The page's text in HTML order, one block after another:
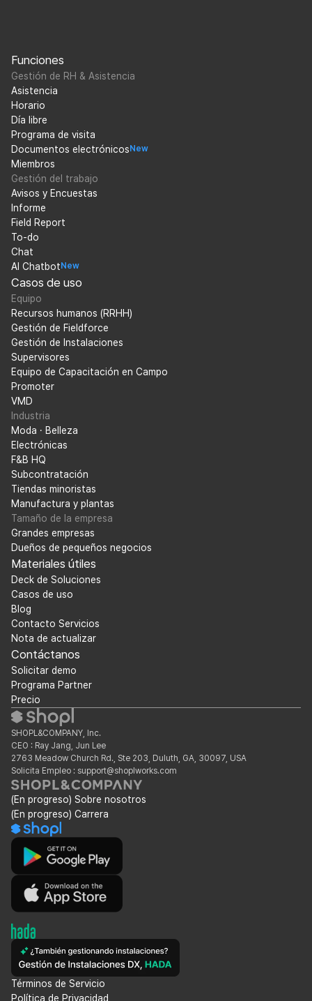
Funciones
Gestión de RH & Asistencia
Asistencia
Horario
Día libre
Programa de visita
Documentos electrónicos New
Miembros
Gestión del trabajo
Avisos y Encuestas
Informe
Field Report
To-do
Chat
AI Chatbot New
Casos de uso
Equipo
Recursos humanos (RRHH)
Gestión de Fieldforce
Gestión de Instalaciones
Supervisores
Equipo de Capacitación en Campo
Promoter
VMD
Industria
Moda · Belleza
Electrónicas
F&B HQ
Subcontratación
Tiendas minoristas
Manufactura y plantas
Tamaño de la empresa
Grandes empresas
Dueños de pequeños negocios
Materiales útiles
Deck de Soluciones
Casos de uso
Blog
Contacto Servicios
Nota de actualizar
Contáctanos
Solicitar demo
Programa Partner
Precio
SHOPL&COMPANY, Inc.
CEO : Ray Jang, Jun Lee
2763 Meadow Church Rd., Ste 203, Duluth, GA, 30097, USA
Solicita Empleo : support@shoplworks.com
(En progreso) Sobre nosotros
(En progreso) Carrera
Términos de Servicio
Política de Privacidad